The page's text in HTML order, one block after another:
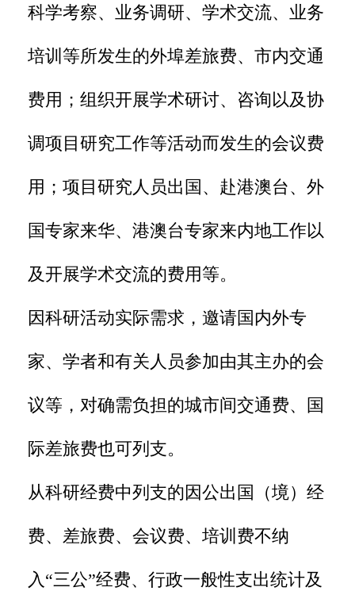
科学考察、业务调研、学术交流、业务
培训等所发生的外埠差旅费、市内交通
费用；组织开展学术研讨、咨询以及协
调项目研究工作等活动而发生的会议费
用；项目研究人员出国、赴港澳台、外
国专家来华、港澳台专家来内地工作以
及开展学术交流的费用等。
因科研活动实际需求，邀请国内外专
家、学者和有关人员参加由其主办的会
议等，对确需负担的城市间交通费、国
际差旅费也可列支。
从科研经费中列支的因公出国（境）经
费、差旅费、会议费、培训费不纳
入“三公”经费、行政一般性支出统计及